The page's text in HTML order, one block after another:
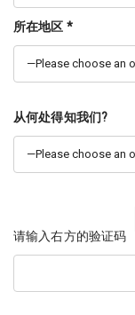
所在地区 *
从何处得知我们?
请输入右方的验证码